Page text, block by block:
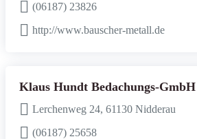
(06187) 23826
http://www.bauscher-metall.de
Klaus Hundt Bedachungs-GmbH
Lerchenweg 24, 61130 Nidderau
(06187) 25658